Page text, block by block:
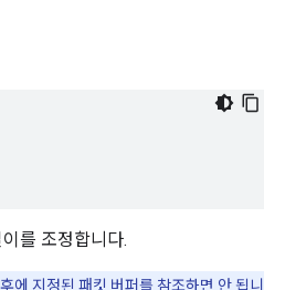
를 조정합니다.
에 지정된 패킷 버퍼를 참조하면 안 됩니